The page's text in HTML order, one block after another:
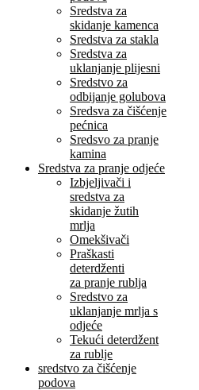
Sredstva za
skidanje kamenca
Sredstva za stakla
Sredstva za
uklanjanje plijesni
Sredstvo za
odbijanje golubova
Sredsva za čišćenje
pećnica
Sredsvo za pranje
kamina
Sredstva za pranje odjeće
Izbjeljivači i
sredstva za
skidanje žutih
mrlja
Omekšivači
Praškasti
deterdženti
za pranje rublja
Sredstvo za
uklanjanje mrlja s
odjeće
Tekući deterdžent
za rublje
sredstvo za čišćenje
podova